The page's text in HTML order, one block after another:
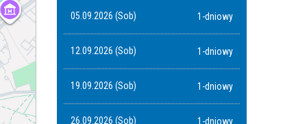
05.09.2026 (Sob) 1-dniowy
12.09.2026 (Sob) 1-dniowy
19.09.2026 (Sob) 1-dniowy
26.09.2026 (Sob) 1-dniowy